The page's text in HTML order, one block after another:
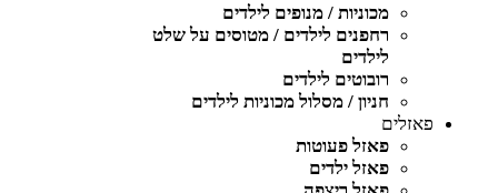
מכוניות / מנופים לילדים
רחפנים לילדים / מטוסים על שלט
לילדים
רובוטים לילדים
חניון / מסלול מכוניות לילדים
פאזלים
פאזל פעוטות
פאזל ילדים